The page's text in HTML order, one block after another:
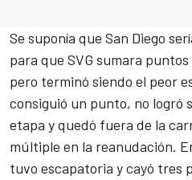
Se suponía que San Diego
para que SVG sumara
pero terminó siendo el peor
consiguió un punto, no logró
etapa y quedó fuera de la
múltiple en la reanudación.
tuvo escapatoria y cayó tres